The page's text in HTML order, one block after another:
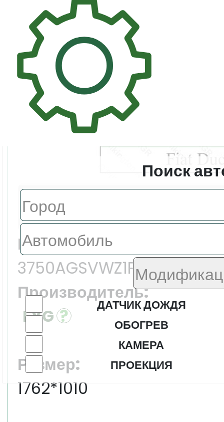
Поиск
ДАТЧИК ДОЖДЯ
ОБОГРЕВ
КАМЕРА
ПРОЕКЦИЯ
Цена:
Еврокод:
3750AGSVWZ1P
Производитель:
FYG
Размер:
1762*1010